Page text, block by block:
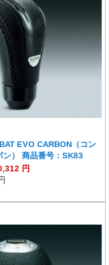
EVO CARBON（コン
ン） 商品番号：SK83
円